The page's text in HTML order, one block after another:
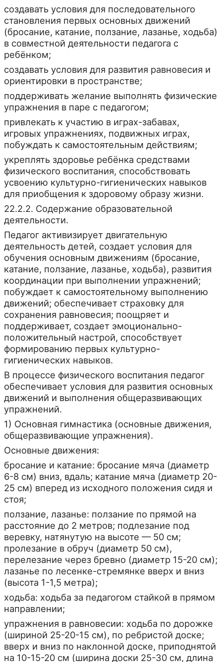
создавать условия для последовательного
становления первых основных движений
(бросание, катание, ползание, лазанье, ходьба)
в совместной деятельности педагога с
ребёнком;
создавать условия для развития равновесия и
ориентировки в пространстве;
поддерживать желание выполнять физические
упражнения в паре с педагогом;
привлекать к участию в играх-забавах,
игровых упражнениях, подвижных играх,
побуждать к самостоятельным действиям;
укреплять здоровье ребёнка средствами
физического воспитания, способствовать
усвоению культурно-гигиенических навыков
для приобщения к здоровому образу жизни.
22.2.2. Содержание образовательной
деятельности.
Педагог активизирует двигательную
деятельность детей, создает условия для
обучения основным движениям (бросание,
катание, ползание, лазанье, ходьба), развития
координации при выполнении упражнений;
побуждает к самостоятельному выполнению
движений; обеспечивает страховку для
сохранения равновесия; поощряет и
поддерживает, создает эмоционально-
положительный настрой, способствует
формированию первых культурно-
гигиенических навыков.
В процессе физического воспитания педагог
обеспечивает условия для развития основных
движений и выполнения общеразвивающих
упражнений.
1) Основная гимнастика (основные движения,
общеразвивающие упражнения).
Основные движения:
бросание и катание: бросание мяча (диаметр
6-8 см) вниз, вдаль; катание мяча (диаметр 20-
25 см) вперед из исходного положения сидя и
стоя;
ползание, лазанье: ползание по прямой на
расстояние до 2 метров; подлезание под
веревку, натянутую на высоте — 50 см;
пролезание в обруч (диаметр 50 см),
перелезание через бревно (диаметр 15-20 см);
лазанье по лесенке-стремянке вверх и вниз
(высота 1-1,5 метра);
ходьба: ходьба за педагогом стайкой в прямом
направлении;
упражнения в равновесии: ходьба по дорожке
(шириной 25-20-15 см), по ребристой доске;
вверх и вниз по наклонной доске, приподнятой
на 10-15-20 см (ширина доски 25-30 см, длина